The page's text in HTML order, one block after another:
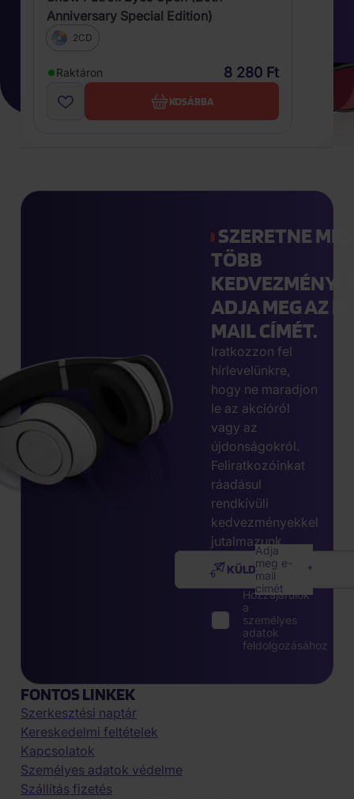
Anniversary Special Edition)
2CD
Raktáron 8 280 Ft
KOSÁRBA
SZERETNE MÉG
TÖBB
ADJA MEG AZ E-
MAIL CÍMÉT.
Iratkozzon fel
hírlevelünkre,
hogy ne maradjon
le az akcióról
vagy az
újdonságokról.
Feliratkozóinkat
ráadásul
rendkívüli
kedvezményekkel
jutalmazunk.
Adja
meg e-
mail
címét
KÜLDÉS
Hozzájárulok
a
személyes
adatok
feldolgozásához
FONTOS LINKEK
Szerkesztési naptár
Kereskedelmi feltételek
Kapcsolatok
Személyes adatok védelme
Szállítás fizetés